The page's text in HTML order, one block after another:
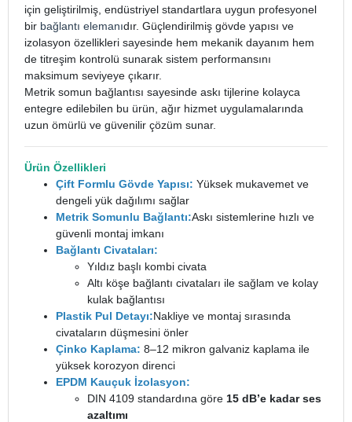
için geliştirilmiş, endüstriyel standartlara uygun profesyonel
bir bağlantı elemanıdır. Güçlendirilmiş gövde yapısı ve
izolasyon özellikleri sayesinde hem mekanik dayanım hem
de titreşim kontrolü sunarak sistem performansını
maksimum seviyeye çıkarır.
Metrik somun bağlantısı sayesinde askı tijlerine kolayca
entegre edilebilen bu ürün, ağır hizmet uygulamalarında
uzun ömürlü ve güvenilir çözüm sunar.
Ürün Özellikleri
Çift Formlu Gövde Yapısı: Yüksek mukavemet ve
dengeli yük dağılımı sağlar
Metrik Somunlu Bağlantı:Askı sistemlerine hızlı ve
güvenli montaj imkanı
Bağlantı Civataları:
Yıldız başlı kombi civata
Altı köşe bağlantı civataları ile sağlam ve kolay
kulak bağlantısı
Plastik Pul Detayı:Nakliye ve montaj sırasında
civataların düşmesini önler
Çinko Kaplama: 8–12 mikron galvaniz kaplama ile
yüksek korozyon direnci
EPDM Kauçuk İzolasyon:
DIN 4109 standardına göre 15 dB’e kadar ses
azaltımı